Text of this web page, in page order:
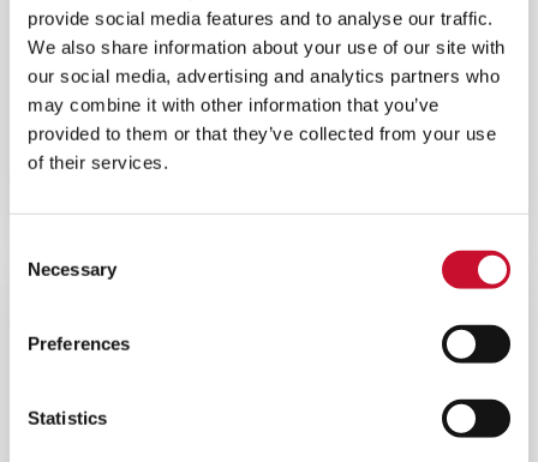
provide social media features and to analyse our traffic.
We also share information about your use of our site with
our social media, advertising and analytics partners who
may combine it with other information that you’ve
provided to them or that they’ve collected from your use
of their services.
Selection
Necessary
Preferences
Statistics
OIL HUNTER MDP
Effiziente Plug & Play-Lösung mit eigenem